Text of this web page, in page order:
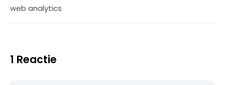
web analytics
1 Reactie